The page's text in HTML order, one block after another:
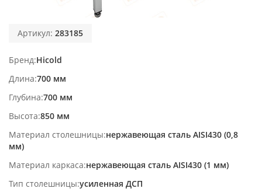
Артикул: 283185
Бренд Hicold
Длина 700 мм
Глубина 700 мм
Высота 850 мм
Материал столешницы нержавеющая сталь AISI430 (0,8
мм)
Материал каркаса нержавеющая сталь AISI430 (1 мм)
Тип столешницы усиленная ДСП